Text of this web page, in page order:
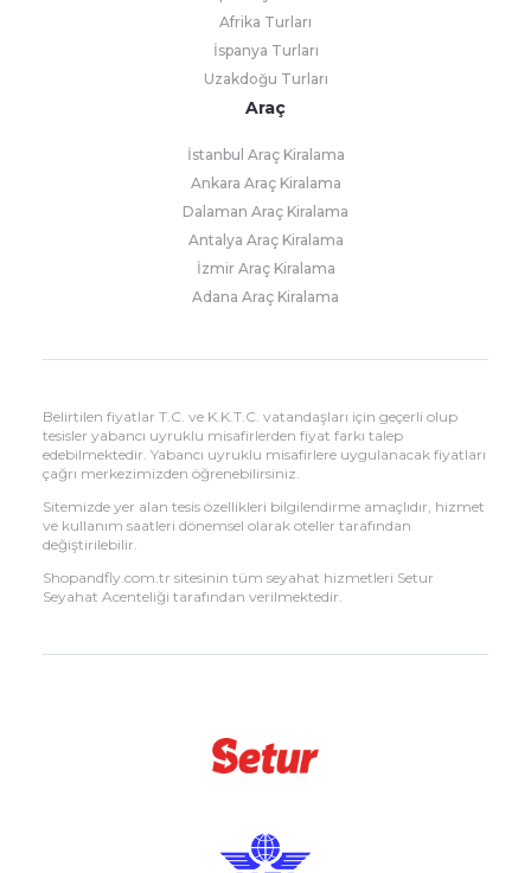
Afrika Turları
İspanya Turları
Uzakdoğu Turları
Araç
İstanbul Araç Kiralama
Ankara Araç Kiralama
Dalaman Araç Kiralama
Antalya Araç Kiralama
İzmir Araç Kiralama
Adana Araç Kiralama
Belirtilen fiyatlar T.C. ve K.K.T.C. vatandaşları için geçerli olup
tesisler yabancı uyruklu misafirlerden fiyat farkı talep
edebilmektedir. Yabancı uyruklu misafirlere uygulanacak fiyatları
çağrı merkezimizden öğrenebilirsiniz.
Sitemizde yer alan tesis özellikleri bilgilendirme amaçlıdır, hizmet
ve kullanım saatleri dönemsel olarak oteller tarafından
değiştirilebilir.
Shopandfly.com.tr sitesinin tüm seyahat hizmetleri Setur
Seyahat Acenteliği tarafından verilmektedir.